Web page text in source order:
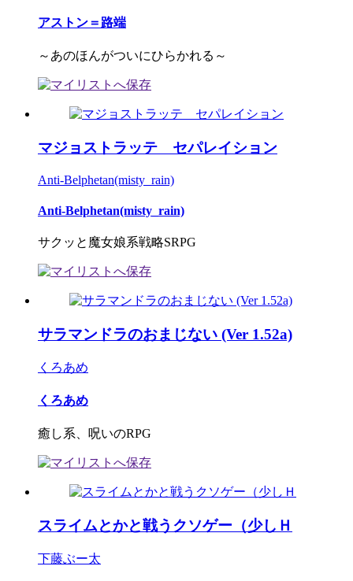
アストン＝路端
～あのほんがついにひらかれる～
マジョストラッテ セパレイション
Anti-Belphetan(misty_rain)
Anti-Belphetan(misty_rain)
サクッと魔女娘系戦略SRPG
サラマンドラのおまじない (Ver 1.52a)
くろあめ
くろあめ
癒し系、呪いのRPG
スライムとかと戦うクソゲー（少しＨ
下藤ぶー太